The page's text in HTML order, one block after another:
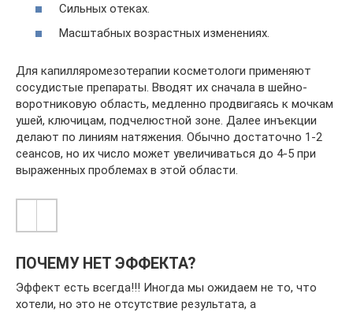
Сильных отеках.
Масштабных возрастных изменениях.
Для капилляромезотерапии косметологи применяют
сосудистые препараты. Вводят их сначала в шейно-
воротниковую область, медленно продвигаясь к мочкам
ушей, ключицам, подчелюстной зоне. Далее инъекции
делают по линиям натяжения. Обычно достаточно 1-2
сеансов, но их число может увеличиваться до 4-5 при
выраженных проблемах в этой области.
ПОЧЕМУ НЕТ ЭФФЕКТА?
Эффект есть всегда!!! Иногда мы ожидаем не то, что
хотели, но это не отсутствие результата, а